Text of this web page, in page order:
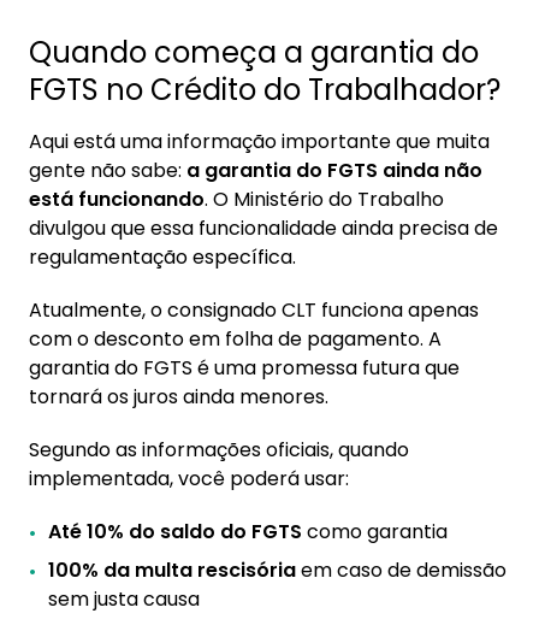
Quando começa a garantia do
FGTS no Crédito do Trabalhador?
Aqui está uma informação importante que muita
gente não sabe: a garantia do FGTS ainda não
está funcionando. O Ministério do Trabalho
divulgou que essa funcionalidade ainda precisa de
regulamentação específica.
Atualmente, o consignado CLT funciona apenas
com o desconto em folha de pagamento. A
garantia do FGTS é uma promessa futura que
tornará os juros ainda menores.
Segundo as informações oficiais, quando
implementada, você poderá usar:
Até 10% do saldo do FGTS como garantia
100% da multa rescisóriaem caso de demissão
sem justa causa